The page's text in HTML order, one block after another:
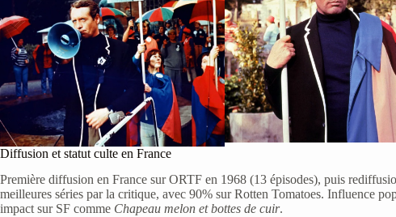
Diffusion et statut culte en France
Première diffusion en France sur ORTF en 1968 (13 épisodes), puis
meilleures séries par la critique, avec 90% sur Rotten Tomatoes. Influence
impact sur SF comme Chapeau melon et bottes de cuir.